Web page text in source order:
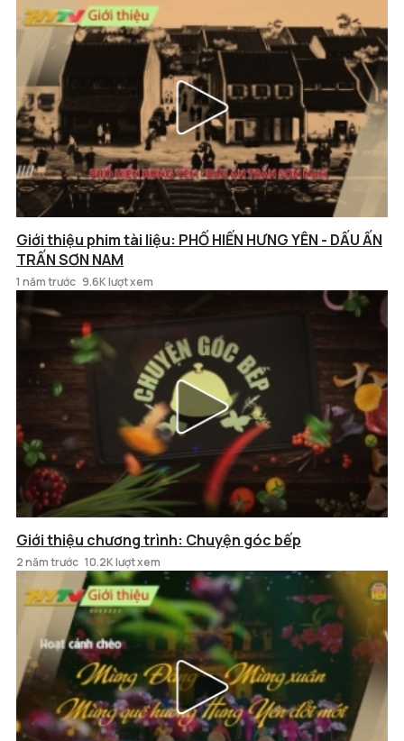
Giới thiệu phim tài liệu: PHỐ HIẾN HƯNG YÊN - DẤU ẤN
TRẤN SƠN NAM
1 năm trước 9.6K lượt xem
Giới thiệu chương trình: Chuyện góc bếp
2 năm trước 10.2K lượt xem